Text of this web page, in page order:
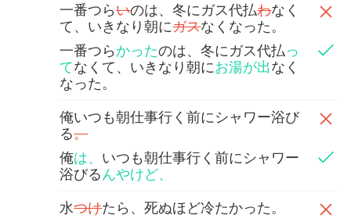
一番つらいのは、冬にガス代払わなく
て、いきなり朝にガスなくなった。
一番つらかったのは、冬にガス代払っ
てなくて、いきなり朝にお湯が出なく
なった。
俺いつも朝仕事行く前にシャワー浴び
る。
俺は、 いつも朝仕事行く前にシャワー
浴びるんやけど、
水つけたら、死ぬほど冷たかった。